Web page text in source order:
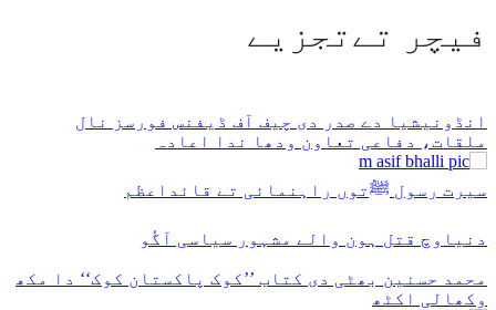
فیچر تےتجزیے
انڈونیشیا دے صدر دی چیف آف ڈیفنس فورسز نال
ملقات، دفاعی تعاون ودھا ندا اعادہ
سیرت رسول ﷺتوں راہنمائی تے قائداعظم
دنیاوچ قتل ہون والے مشہور سیاسی آگُو
محمد حسنین بھٹی دی کتاب ’’کوک پاکستان کوک‘‘ دا مکھ
وکھالی اکٹھ